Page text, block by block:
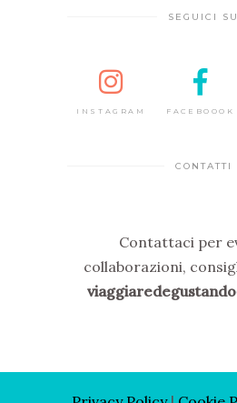
SEGUICI SU
INSTAGRAM FACEBOOOK
CONTATTI
Contattaci per
collaborazioni,